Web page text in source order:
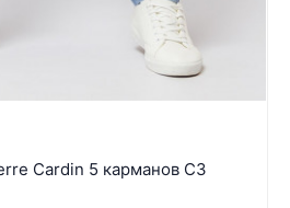
Cardin 5 карманов C3